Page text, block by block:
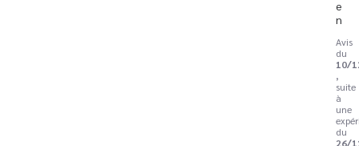
e
n
Avis
du
10/
,
suite
à
une
du
26/